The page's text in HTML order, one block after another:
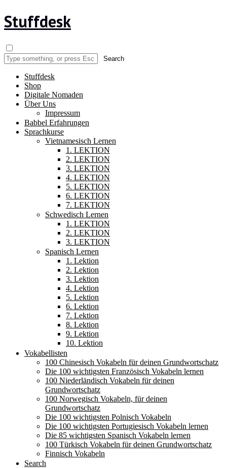
Stuffdesk
Stuffdesk
Shop
Digitale Nomaden
Über Uns
Impressum
Babbel Erfahrungen
Sprachkurse
Vietnamesisch Lernen
1. LEKTION
2. LEKTION
3. LEKTION
4. LEKTION
5. LEKTION
6. LEKTION
7. LEKTION
Schwedisch Lernen
1. LEKTION
2. LEKTION
3. LEKTION
Spanisch Lernen
1. Lektion
2. Lektion
3. Lektion
4. Lektion
5. Lektion
6. Lektion
7. Lektion
8. Lektion
9. Lektion
10. Lektion
Vokabellisten
100 Chinesisch Vokabeln für deinen Grundwortschatz
Die 100 wichtigsten Französisch Vokabeln lernen
100 Niederländisch Vokabeln für deinen
Grundwortschatz
100 Norwegisch Vokabeln, für deinen
Grundwortschatz
Die 100 wichtigsten Polnisch Vokabeln
Die 100 wichtigsten Portugiesisch Vokabeln lernen
Die 85 wichtigsten Spanisch Vokabeln lernen
100 Türkisch Vokabeln für deinen Grundwortschatz
Finnisch Vokabeln
Search